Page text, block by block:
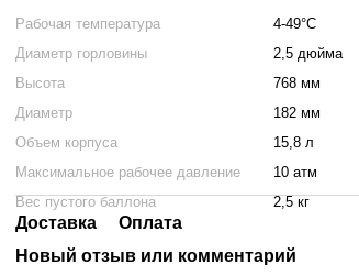
Рабочая температура
4-49°С
Диаметр горловины
2,5 дюйма
Высота
768 мм
Диаметр
182 мм
Объем корпуса
15,8 л
Максимальное рабочее давление
10 атм
Вес пустого баллона
2,5 кг
Доставка
Оплата
Новый отзыв или комментарий